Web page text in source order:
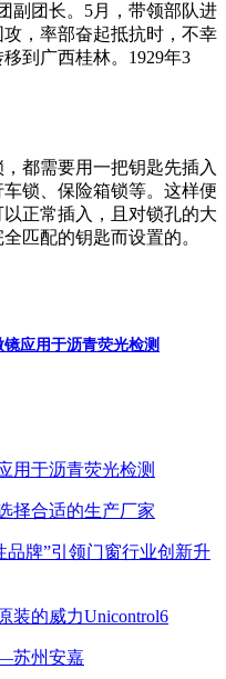
副团长。5月，带领部队进
，率部奋起抵抗时，不幸
到广西桂林。1929年3
都需要用一把钥匙先插入
锁、保险箱锁等。这样便
正常插入，且对锁孔的大
匹配的钥匙而设置的。
应用于沥青荧光检测
用于沥青荧光检测
择合适的生产厂家
品牌”引领门窗行业创新升
装的威力Unicontrol6
苏州安嘉